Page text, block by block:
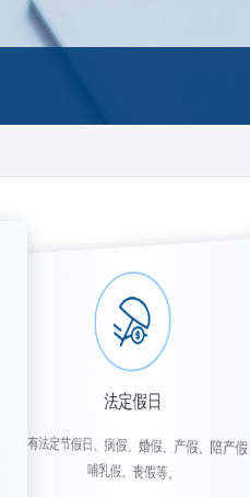
法定假日
享有法定节假日、病假、婚假、产假、陪产假、
哺乳假、丧假等。